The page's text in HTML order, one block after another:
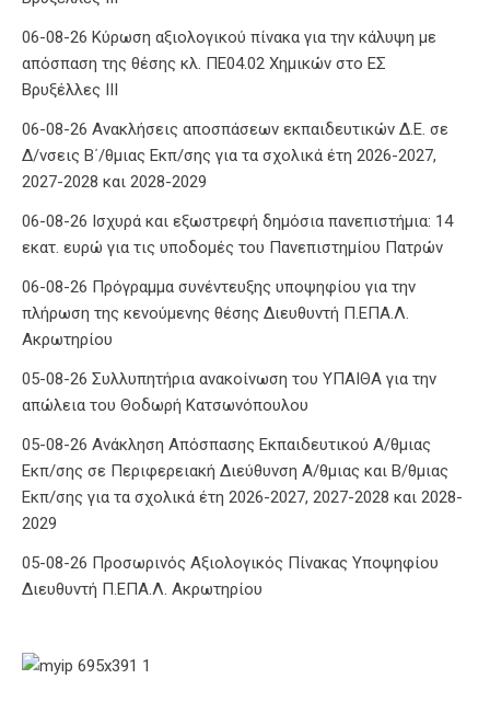
06-08-26 Κύρωση αξιολογικού πίνακα για την κάλυψη με
απόσπαση της θέσης κλ. ΠΕ04.02 Χημικών στο ΕΣ
Βρυξέλλες ΙΙΙ
06-08-26 Ανακλήσεις αποσπάσεων εκπαιδευτικών Δ.Ε. σε
Δ/νσεις Β΄/θμιας Εκπ/σης για τα σχολικά έτη 2026-2027,
2027-2028 και 2028-2029
06-08-26 Ισχυρά και εξωστρεφή δημόσια πανεπιστήμια: 14
εκατ. ευρώ για τις υποδομές του Πανεπιστημίου Πατρών
06-08-26 Πρόγραμμα συνέντευξης υποψηφίου για την
πλήρωση της κενούμενης θέσης Διευθυντή Π.ΕΠΑ.Λ.
Ακρωτηρίου
05-08-26 Συλλυπητήρια ανακοίνωση του ΥΠΑΙΘΑ για την
απώλεια του Θοδωρή Κατσωνόπουλου
05-08-26 Ανάκληση Απόσπασης Εκπαιδευτικού Α/θμιας
Εκπ/σης σε Περιφερειακή Διεύθυνση Α/θμιας και Β/θμιας
Εκπ/σης για τα σχολικά έτη 2026-2027, 2027-2028 και 2028-
2029
05-08-26 Προσωρινός Αξιολογικός Πίνακας Υποψηφίου
Διευθυντή Π.ΕΠΑ.Λ. Ακρωτηρίου